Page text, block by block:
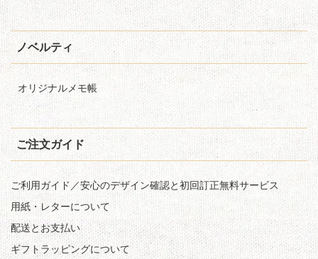
ノベルティ
オリジナルメモ帳
ご注文ガイド
ご利用ガイド／安心のデザイン確認と初回訂正無料サービス
用紙・レターについて
配送とお支払い
ギフトラッピングについて